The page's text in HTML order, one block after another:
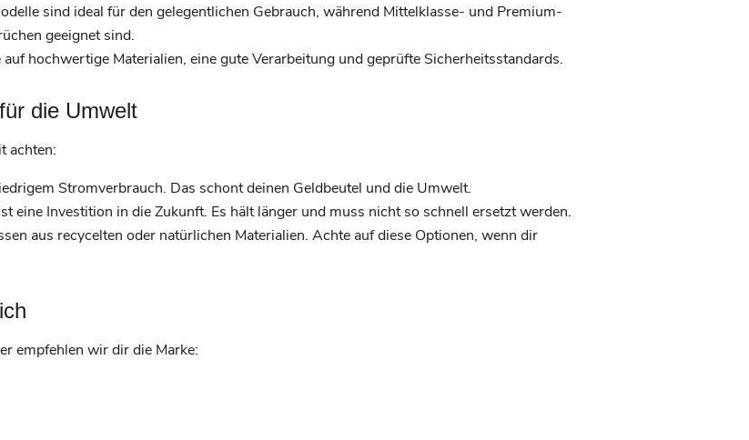
sind ideal für den gelegentlichen Gebrauch, während Mittelklasse- und Premium-
geeignet sind.
hochwertige Materialien, eine gute Verarbeitung und geprüfte Sicherheitsstandards.
die Umwelt
achten:
Stromverbrauch. Das schont deinen Geldbeutel und die Umwelt.
eine Investition in die Zukunft. Es hält länger und muss nicht so schnell ersetzt werden.
aus recycelten oder natürlichen Materialien. Achte auf diese Optionen, wenn dir
empfehlen wir dir die Marke: